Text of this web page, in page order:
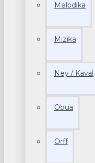
Melodika
Mızıka
Ney / Kaval
Obua
Orff